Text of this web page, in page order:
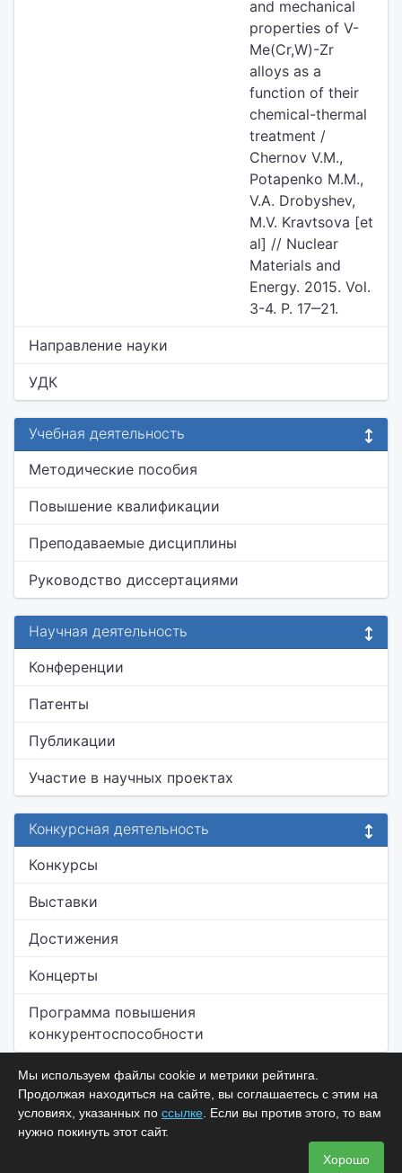
and mechanical
properties of V-
Me(Cr,W)-Zr
alloys as a
function of their
chemical-thermal
treatment /
Chernov V.M.,
Potapenko M.M.,
V.A. Drobyshev,
M.V. Kravtsova [et
al] // Nuclear
Materials and
Energy. 2015. Vol.
3-4. P. 17‒21.
Направление науки
УДК
Учебная деятельность
Методические пособия
Повышение квалификации
Преподаваемые дисциплины
Руководство диссертациями
Научная деятельность
Конференции
Патенты
Публикации
Участие в научных проектах
Конкурсная деятельность
Конкурсы
Выставки
Достижения
Концерты
Программа повышения
конкурентоспособности
Мы используем файлы cookie и метрики рейтинга.
Продолжая находиться на сайте, вы соглашаетесь с этим на
условиях, указанных по ссылке . Если вы против этого, то вам
нужно покинуть этот сайт.
Хорошо